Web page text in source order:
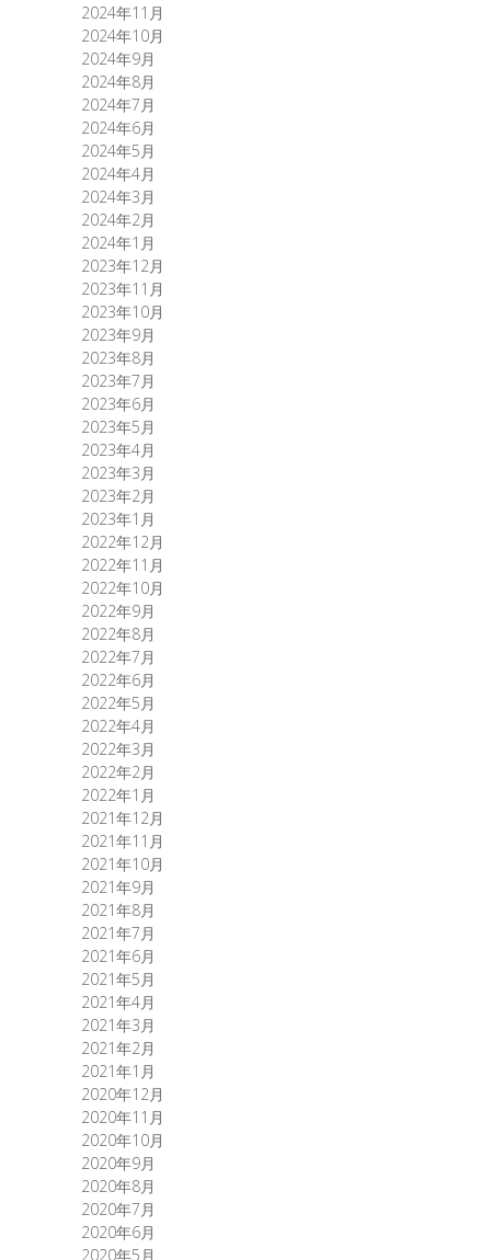
2024年11月
2024年10月
2024年9月
2024年8月
2024年7月
2024年6月
2024年5月
2024年4月
2024年3月
2024年2月
2024年1月
2023年12月
2023年11月
2023年10月
2023年9月
2023年8月
2023年7月
2023年6月
2023年5月
2023年4月
2023年3月
2023年2月
2023年1月
2022年12月
2022年11月
2022年10月
2022年9月
2022年8月
2022年7月
2022年6月
2022年5月
2022年4月
2022年3月
2022年2月
2022年1月
2021年12月
2021年11月
2021年10月
2021年9月
2021年8月
2021年7月
2021年6月
2021年5月
2021年4月
2021年3月
2021年2月
2021年1月
2020年12月
2020年11月
2020年10月
2020年9月
2020年8月
2020年7月
2020年6月
2020年5月